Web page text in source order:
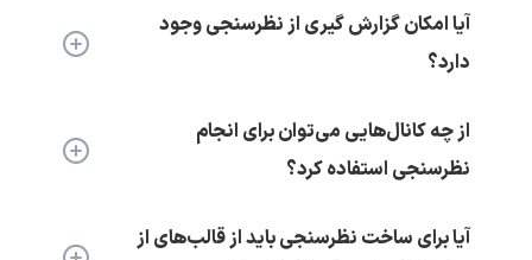
آیا امکان گزارش گیری از نظرسنجی وجود
دارد؟
از چه کانال‌هایی می‌توان برای انجام
نظرسنجی استفاده کرد؟
آیا برای ساخت نظرسنجی باید از قالب‌های از